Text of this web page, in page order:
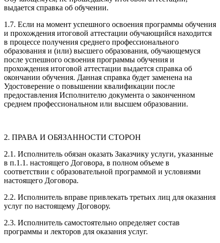
выдается справка об обучении.
1.7. Если на момент успешного освоения программы обучения
и прохождения итоговой аттестации обучающийся находится
в процессе получения среднего профессионального
образования и (или) высшего образования, обучающемуся
после успешного освоения программы обучения и
прохождения итоговой аттестации выдается справка об
окончании обучения. Данная справка будет заменена на
Удостоверение о повышении квалификации после
предоставления Исполнителю документа о законченном
среднем профессиональном или высшем образовании.
2. ПРАВА И ОБЯЗАННОСТИ СТОРОН
2.1. Исполнитель обязан оказать Заказчику услуги, указанные
в п.1.1. настоящего Договора, в полном объеме в
соответствии с образовательной программой и условиями
настоящего Договора.
2.2. Исполнитель вправе привлекать третьих лиц для оказания
услуг по настоящему Договору.
2.3. Исполнитель самостоятельно определяет состав
программы и лекторов для оказания услуг.